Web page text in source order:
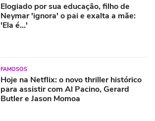
Elogiado por sua educação, filho de
Neymar 'ignora' o pai e exalta a mãe:
'Ela é...'
FAMOSOS
Hoje na Netflix: o novo thriller histórico
para assistir com Al Pacino, Gerard
Butler e Jason Momoa